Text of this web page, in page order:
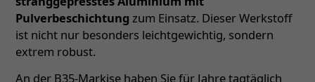
Pulverbeschichtung zum Einsatz. Dieser Werkstoff
ist nicht nur besonders leichtgewichtig, sondern
extrem robust.
An der B35-Markise haben Sie für Jahre tagtäglich